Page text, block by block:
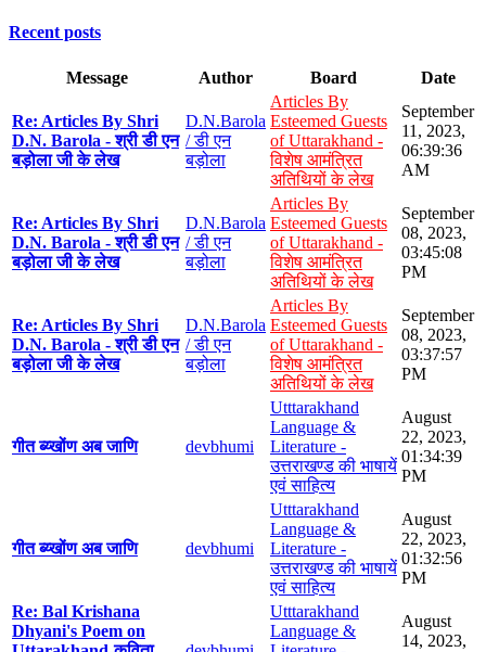
Recent posts
Message Author Board Date
Re: Articles By Shri
D.N. Barola - श्री डी एन
बड़ोला जी के लेख
D.N.Barola
/ डी एन
बड़ोला
Articles By
Esteemed Guests
of Uttarakhand -
विशेष आमंत्रित
अतिथियों के लेख
September
11, 2023,
06:39:36
AM
Re: Articles By Shri
D.N. Barola - श्री डी एन
बड़ोला जी के लेख
D.N.Barola
/ डी एन
बड़ोला
Articles By
Esteemed Guests
of Uttarakhand -
विशेष आमंत्रित
अतिथियों के लेख
September
08, 2023,
03:45:08
PM
Re: Articles By Shri
D.N. Barola - श्री डी एन
बड़ोला जी के लेख
D.N.Barola
/ डी एन
बड़ोला
Articles By
Esteemed Guests
of Uttarakhand -
विशेष आमंत्रित
अतिथियों के लेख
September
08, 2023,
03:37:57
PM
गीत ब्य्खोंण अब जाणि devbhumi
Utttarakhand
Language &
Literature -
उत्तराखण्ड की भाषायें
एवं साहित्य
August
22, 2023,
01:34:39
PM
गीत ब्य्खोंण अब जाणि devbhumi
Utttarakhand
Language &
Literature -
उत्तराखण्ड की भाषायें
एवं साहित्य
August
22, 2023,
01:32:56
PM
Re: Bal Krishana
Dhyani's Poem on
Utttarakhand
Language &
August
14, 2023,